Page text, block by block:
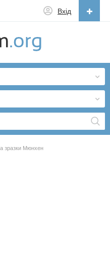
Вхід
зразки Мюнхен